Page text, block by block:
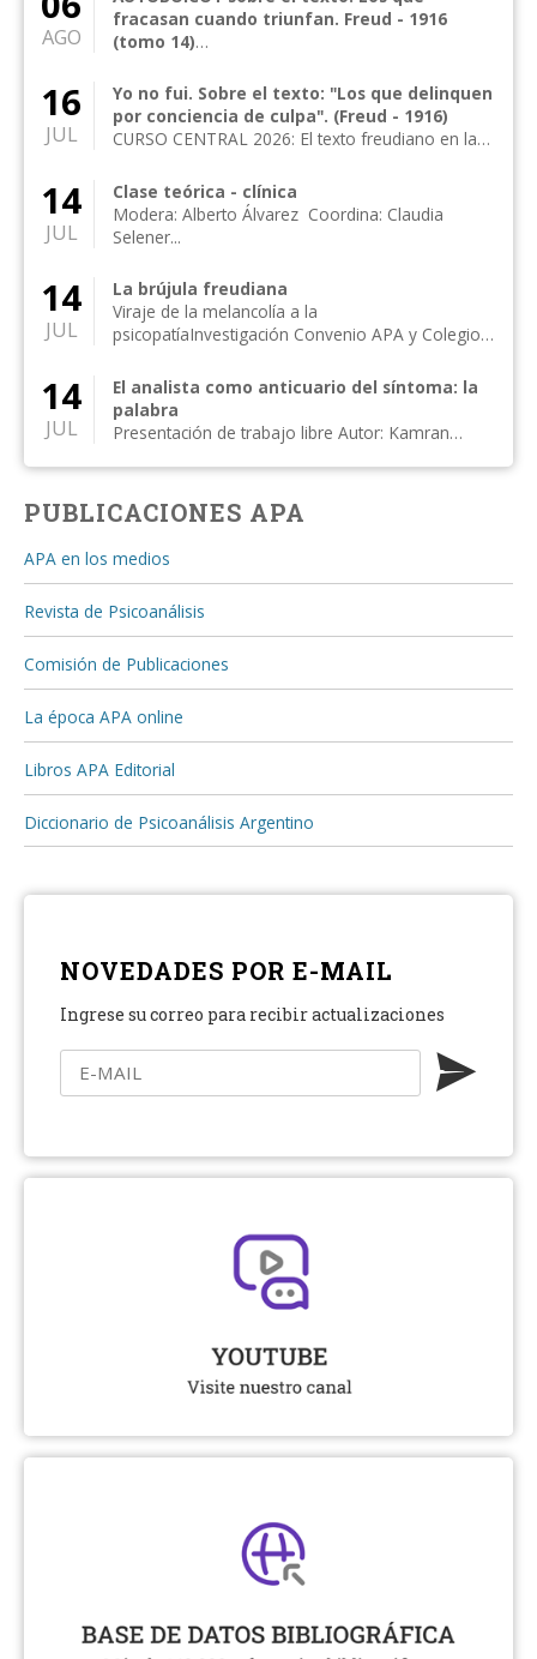
AGO
fracasan cuando triunfan. Freud - 1916
(tomo 14)
clínica actual Curso central anual de frecuencia
me...
16
JUL
Yo no fui. Sobre el texto: "Los que delinquen
por conciencia de culpa". (Freud - 1916)
CURSO CENTRAL 2026: El texto freudiano en la
me...
14
JUL
Clase teórica - clínica
Modera: Alberto Álvarez Coordina: Claudia
Selener...
14
JUL
La brújula freudiana
Viraje de la melancolía a la
psicopatíaInvestigación Convenio APA y Colegio
14
JUL
El analista como anticuario del síntoma: la
palabra
Presentación de trabajo libre Autor: Kamran
Kijak...
PUBLICACIONES APA
APA en los medios
Revista de Psicoanálisis
Comisión de Publicaciones
La época APA online
Libros APA Editorial
Diccionario de Psicoanálisis Argentino
NOVEDADES POR E-MAIL
Ingrese su correo para recibir actualizaciones